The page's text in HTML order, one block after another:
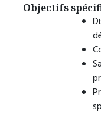
Objectifs